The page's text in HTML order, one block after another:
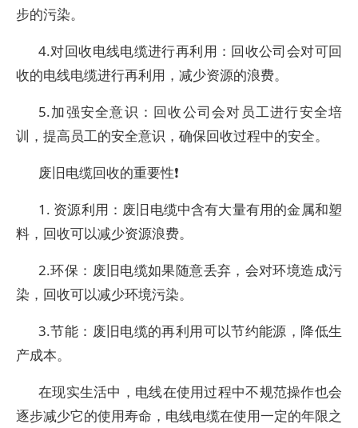
步的污染。
4.对回收电线电缆进行再利用：回收公司会对可回
收的电线电缆进行再利用，减少资源的浪费。
5.加强安全意识：回收公司会对员工进行安全培
训，提高员工的安全意识，确保回收过程中的安全。
废旧电缆回收的重要性❗️
1. 资源利用：废旧电缆中含有大量有用的金属和塑
料，回收可以减少资源浪费。
2.环保：废旧电缆如果随意丢弃，会对环境造成污
染，回收可以减少环境污染。
3.节能：废旧电缆的再利用可以节约能源，降低生
产成本。
在现实生活中，电线在使用过程中不规范操作也会
逐步减少它的使用寿命，电线电缆在使用一定的年限之